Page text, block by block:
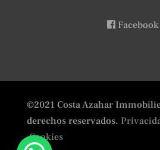
Facebook
©2021 Costa Azahar
derechos reservados.
Cookies